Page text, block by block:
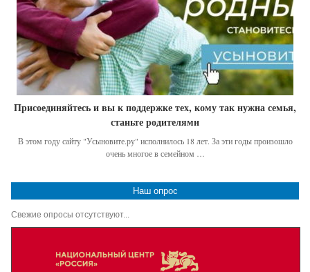
Присоединяйтесь и вы к поддержке тех, кому так нужна семья,
станьте родителями
В этом году сайту "Усыновите.ру" исполнилось 18 лет. За эти годы произошло
очень многое в семейном …
Наш опрос
Свежие опросы отсутствуют...